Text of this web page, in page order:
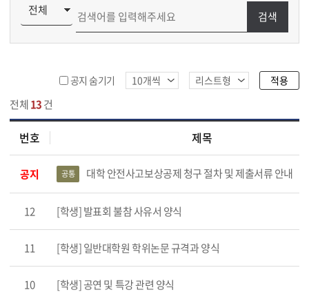
검색
공지 숨기기 적용
전체13건
번호 제목
공지 공통 대학 안전사고보상공제 청구 절차 및 제출서류 안내
12 [학생] 발표회 불참 사유서 양식
11 [학생] 일반대학원 학위논문 규격과 양식
10 [학생] 공연 및 특강 관련 양식